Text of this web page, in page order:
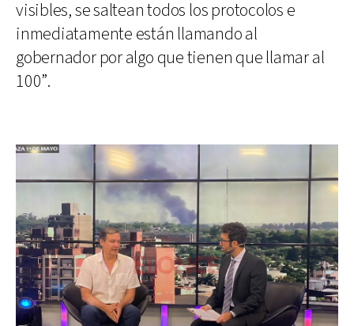
visibles, se saltean todos los protocolos e
inmediatamente están llamando al
gobernador por algo que tienen que llamar al
100”.